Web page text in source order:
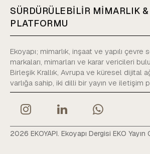
SÜRDÜRÜLEBİLİR MİMARLIK &
PLATFORMU
Ekoyapı; mimarlık, inşaat ve yapılı çevre
markaları, mimarları ve karar vericileri
Birleşik Krallık, Avrupa ve küresel dijital
varlığa sahip, iki dilli bir yayın ve iletişim
2026 EKOYAPI. Ekoyapı Dergisi EKO Yayın